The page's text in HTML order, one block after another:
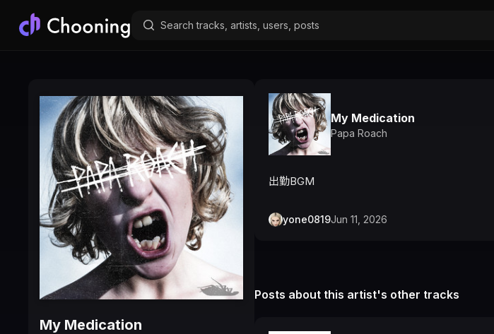
My Medication
My Medication
Papa Roach
出勤BGM
yone0819Jun 11, 2026
Posts about this artist's other tracks